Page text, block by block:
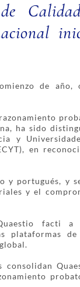
de año,
ha sido
y
en
y portugués, y
y el
facti
plataformas
consolidan